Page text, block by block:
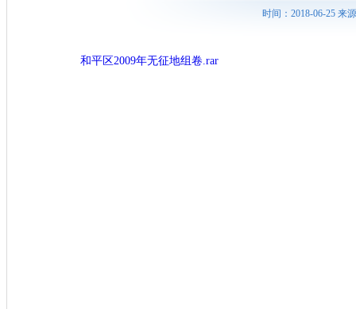
时间：2018-06-25 来
和平区2009年无征地组卷.rar